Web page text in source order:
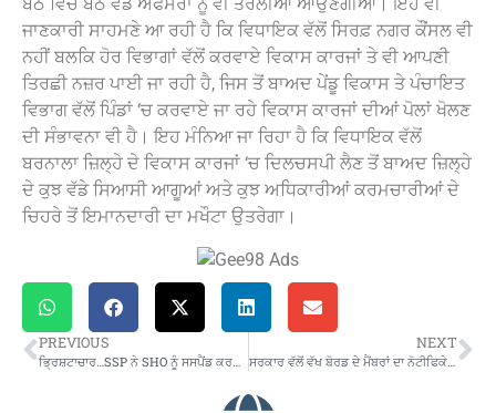
ਬੈਠੇ ਵਿੱਚ ਬੈਠੇ ਵੱਡੇ ਅਫਸਰਾਂ ਨੂੰ ਵੀ ਤਰੇਲੀਆਂ ਆਉਣਗੀਆਂ। ਇਹ ਵੀ
ਜਾਣਕਾਰੀ ਸਾਹਮਣੇ ਆ ਰਹੀ ਹੈ ਕਿ ਵਿਧਾਇਕ ਵੱਲੋਂ ਸਿਰਫ਼ ਨਗਰ ਕੌਂਸਲ ਵੀ
ਨਹੀਂ ਬਲਕਿ ਹੋਰ ਵਿਭਾਗਾਂ ਵੱਲੋਂ ਕਰਵਾਏ ਵਿਕਾਸ ਕਾਰਜਾਂ ਤੇ ਵੀ ਆਪਣੀ
ਤਿਰਛੀ ਨਜ਼ਰ ਪਾਈ ਜਾ ਰਹੀ ਹੈ, ਜਿਸ ਤੋਂ ਬਾਅਦ ਪੇਂਡੂ ਵਿਕਾਸ ਤੇ ਪੰਚਾਇਤ
ਵਿਭਾਗ ਵੱਲੋਂ ਪਿੰਡਾਂ ‘ਚ ਕਰਵਾਏ ਜਾ ਰਹੇ ਵਿਕਾਸ ਕਾਰਜਾਂ ਦੀਆਂ ਪੋਲਾਂ ਖੋਲਣ
ਦੀ ਸੰਭਾਵਨਾ ਵੀ ਹੈ। ਇਹ ਮੰਨਿਆ ਜਾ ਰਿਹਾ ਹੈ ਕਿ ਵਿਧਾਇਕ ਵੱਲੋਂ
ਬਰਨਾਲਾ ਜ਼ਿਲ੍ਹੇ ਦੇ ਵਿਕਾਸ ਕਾਰਜਾਂ ‘ਚ ਦਿਲਚਸਪੀ ਲੈਣ ਤੋਂ ਬਾਅਦ ਜ਼ਿਲ੍ਹੇ
ਦੇ ਕੁਝ ਵੱਡੇ ਸਿਆਸੀ ਆਗੂਆਂ ਅਤੇ ਕੁਝ ਅਧਿਕਾਰੀਆਂ ਕਰਮਚਾਰੀਆਂ ਦੇ
ਚਿਹਰੇ ਤੋਂ ਇਮਾਨਦਾਰੀ ਦਾ ਮਖੌਟਾ ਉਤਰੇਗਾ।
PREVIOUS NEXT
ਸਰਕਾਰ ਵੱਲੋਂ ਵੱਖ ਬੋਰਡ ਦੇ ਮੈਂਬਰਾਂ ਦਾ ਨੋਟੀਫਿਕੇਸ਼ਨ ਜਾਰੀ…10 ਮੈਂਬਰਾਂ ਦੀ ਕੀਤੀ ਨਿਯੁਕਤੀ